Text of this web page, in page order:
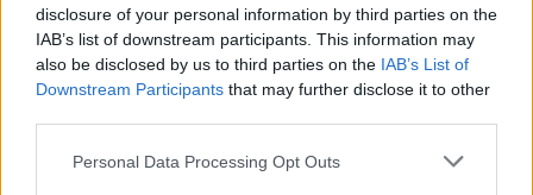
disclosure of your personal information by third parties on the
IAB’s list of downstream participants. This information may
also be disclosed by us to third parties on the IAB’s List of
Downstream Participants that may further disclose it to other
Personal Data Processing Opt Outs
Comentar Letra